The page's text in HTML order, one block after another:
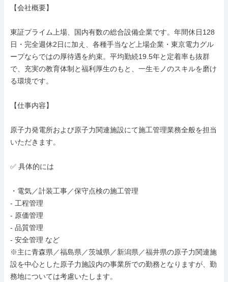
【会社概要】
東証プライム上場、国内有数の総合設備企業です。年間休日128
日・完全週休2日に加え、各種手当など上場企業・東京電力グル
ープならではの厚待遇を約束。平均勤続19.5年と定着率も抜群
で、充実の教育体制と福利厚生のもと、一生モノのスキルを磨け
る環境です。
【仕事内容】
原子力発電所および原子力関連施設にて施工管理業務全般を担当
いただきます。
✅ 具体的には
・電気／計装工事／保守点検の施工管理
- 工程管理
- 原価管理
- 品質管理
- 安全管理 など
※主に青森県／福島県／茨城県／新潟県／福井県の原子力関連施
設を中心とした原子力施設内の事業所での勤務となりますが、勤
務地については考慮いたします。